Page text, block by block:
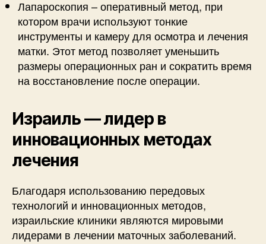
Лапароскопия – оперативный метод, при
котором врачи используют тонкие
инструменты и камеру для осмотра и лечения
матки. Этот метод позволяет уменьшить
размеры операционных ран и сократить время
на восстановление после операции.
Израиль — лидер в
инновационных методах
лечения
Благодаря использованию передовых
технологий и инновационных методов,
израильские клиники являются мировыми
лидерами в лечении маточных заболеваний.